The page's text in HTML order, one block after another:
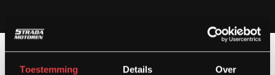
Toestemming Details Over